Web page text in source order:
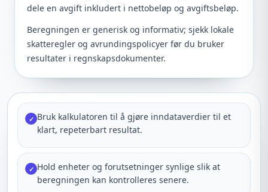
dele en avgift inkludert i nettobeløp og avgiftsbeløp.
Beregningen er generisk og informativ; sjekk lokale
skatteregler og avrundingspolicyer før du bruker
resultater i regnskapsdokumenter.
✓ Bruk kalkulatoren til å gjøre inndataverdier til et
klart, repeterbart resultat.
✓ Hold enheter og forutsetninger synlige slik at
beregningen kan kontrolleres senere.